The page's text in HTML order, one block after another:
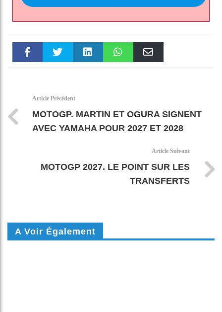
Article Précédent
MOTOGP. MARTIN ET OGURA SIGNENT
AVEC YAMAHA POUR 2027 ET 2028
Article Suivant
MOTOGP 2027. LE POINT SUR LES
TRANSFERTS
A Voir Également